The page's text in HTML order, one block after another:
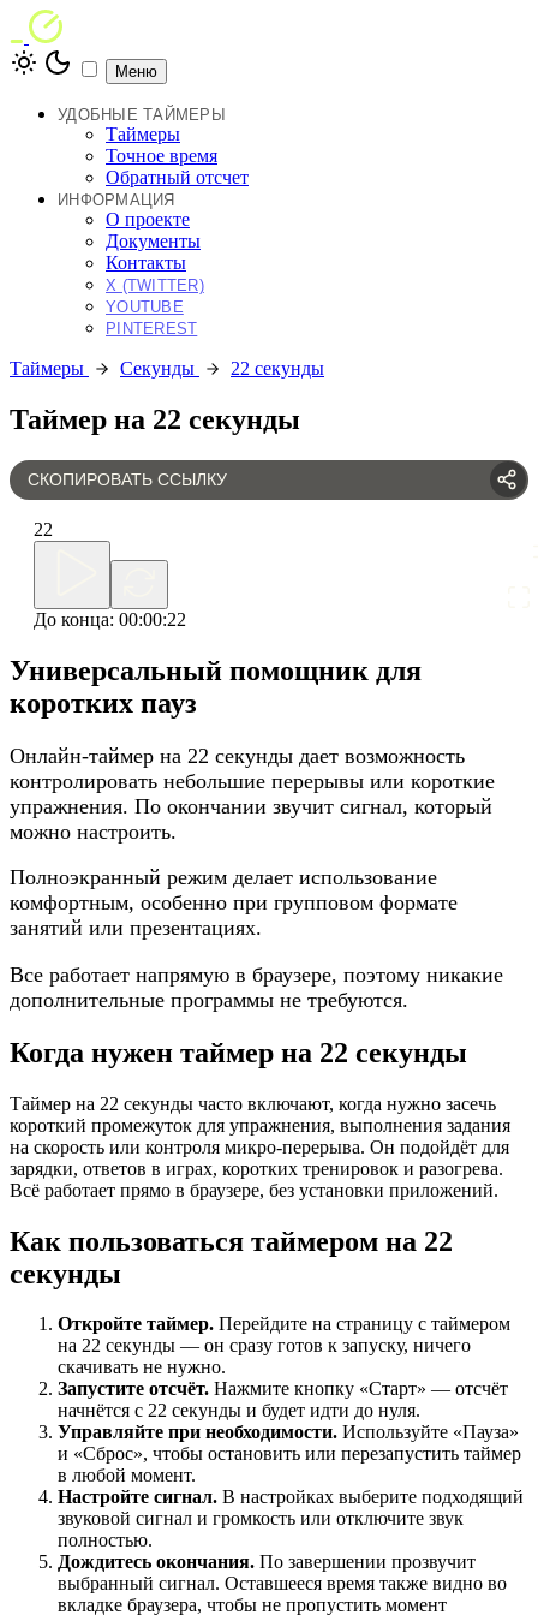
Меню
УДОБНЫЕ ТАЙМЕРЫ
Таймеры
Точное время
Обратный отсчет
ИНФОРМАЦИЯ
О проекте
Документы
Контакты
X (TWITTER)
YOUTUBE
PINTEREST
Таймеры Секунды 22 секунды
Таймер на 22 секунды
СКОПИРОВАТЬ ССЫЛКУ
22
До конца: 00:00:22
Универсальный помощник для
коротких пауз
Онлайн-таймер на 22 секунды дает возможность
контролировать небольшие перерывы или короткие
упражнения. По окончании звучит сигнал, который
можно настроить.
Полноэкранный режим делает использование
комфортным, особенно при групповом формате
занятий или презентациях.
Все работает напрямую в браузере, поэтому никакие
дополнительные программы не требуются.
Когда нужен таймер на 22 секунды
Таймер на 22 секунды часто включают, когда нужно засечь
короткий промежуток для упражнения, выполнения задания
на скорость или контроля микро-перерыва. Он подойдёт для
зарядки, ответов в играх, коротких тренировок и разогрева.
Всё работает прямо в браузере, без установки приложений.
Как пользоваться таймером на 22
секунды
Откройте таймер. Перейдите на страницу с таймером
на 22 секунды — он сразу готов к запуску, ничего
скачивать не нужно.
Запустите отсчёт. Нажмите кнопку «Старт» — отсчёт
начнётся с 22 секунды и будет идти до нуля.
Управляйте при необходимости. Используйте «Пауза»
и «Сброс», чтобы остановить или перезапустить таймер
в любой момент.
Настройте сигнал. В настройках выберите подходящий
звуковой сигнал и громкость или отключите звук
полностью.
Дождитесь окончания. По завершении прозвучит
выбранный сигнал. Оставшееся время также видно во
вкладке браузера, чтобы не пропустить момент